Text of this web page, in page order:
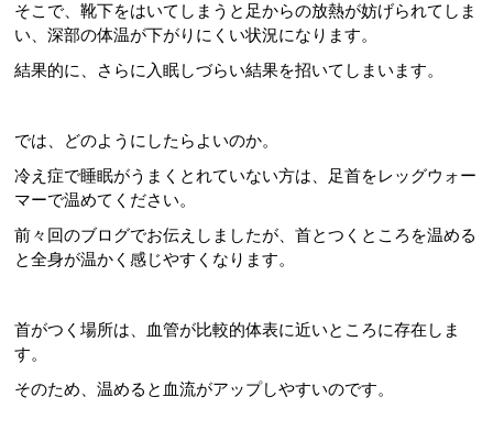
そこで、靴下をはいてしまうと足からの放熱が妨げられてしま
い、深部の体温が下がりにくい状況になります。
結果的に、さらに入眠しづらい結果を招いてしまいます。
では、どのようにしたらよいのか。
冷え症で睡眠がうまくとれていない方は、足首をレッグウォー
マーで温めてください。
前々回のブログでお伝えしましたが、首とつくところを温める
と全身が温かく感じやすくなります。
首がつく場所は、血管が比較的体表に近いところに存在しま
す。
そのため、温めると血流がアップしやすいのです。